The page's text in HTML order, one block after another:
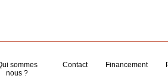
sommes
nous ?
Contact Financement